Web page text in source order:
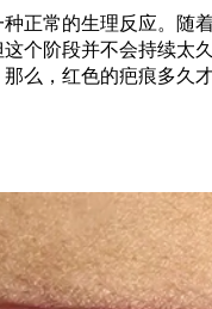
正常的生理反应。随
个阶段并不会持续太
么，红色的疤痕多久